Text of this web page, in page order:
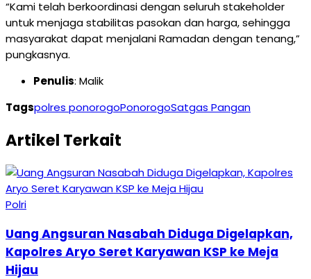
“Kami telah berkoordinasi dengan seluruh stakeholder
untuk menjaga stabilitas pasokan dan harga, sehingga
masyarakat dapat menjalani Ramadan dengan tenang,”
pungkasnya.
Penulis: Malik
Tagspolres ponorogoPonorogoSatgas Pangan
Artikel Terkait
Polri
Uang Angsuran Nasabah Diduga Digelapkan,
Kapolres Aryo Seret Karyawan KSP ke Meja
Hijau